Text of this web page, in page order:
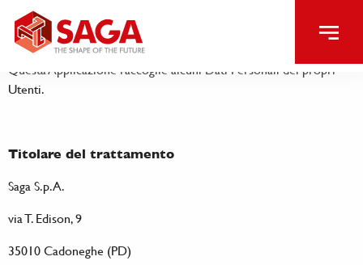
Questa Applicazione raccoglie alcuni Dati Personali dei propri
Utenti.
Titolare del trattamento
Saga S.p.A.
via T. Edison, 9
35010 Cadoneghe (PD)